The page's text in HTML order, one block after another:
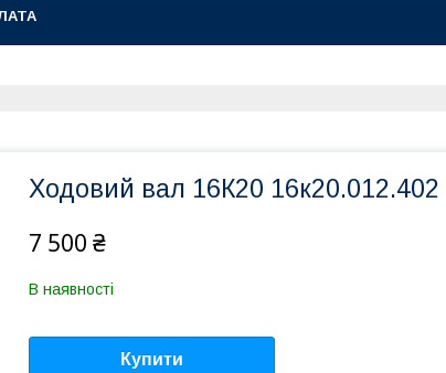
Ходовий вал 16К20 16к20.012.402
7 500 ₴
В наявності
Купити